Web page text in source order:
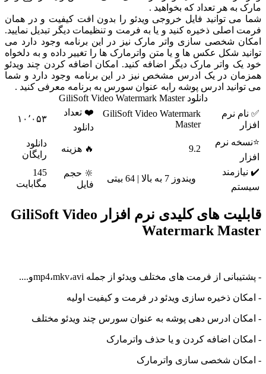
مارک به هر تعداد که بخواهید .
شما می توانید فایل خروجی ویدئو را بدون افت کیفیت و در همان
فرمت اصلی ذخیره کنید و یا به فرمت و تنظیمات دیگر تبدیل نمایید.
امکان شخصی سازی واتر مارک نیز در این برنامه وجود دارد می
توانید شکل عکس ها و یا متن واترمارک ها را تغییر داده و به دلخواه
خود یک واتر مارک دیگر اضافه کنید. امکان اضافه کردن چند ویدئو
همزمان در یک ادرس مشخص نیز در این برنامه وجود دارد و شما
می توانید ادرس پوشه رابه عنوان سورس به برنامه معرفی کنید .
دانلود GiliSoft Video Watermark Master
✅ نام نرم
افزار
GiliSoft Video Watermark
Master
❤️ تعداد
دانلود
۱۰٬۰۵۳
⭐نسخه نرم
افزار
9.2 🔥 هزینه
دانلود
رایگان
✔️ نیازمند
سیستم
ویندوز 7 به بالا | 64 بیتی
🔆 حجم
فایل
145
مگابایت
قابلیت های کلیدی نرم افزار GiliSoft Video
Watermark Master
- پشتیبانی از فرمت های مختلف ویدئو از جمله mp4،mkv،aviو....
- امکان ذخیره سازی ویدئو در فرمت و کیفیت اولیه
- امکان ادرس دهی پوشه به عنوان سورس چند ویدئو مختلف
- امکان اضافه کردن و یا حذف واترمارک
- امکان شخصی سازی واترمارک